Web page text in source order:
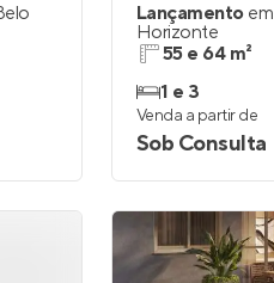
Lançamento em
Horizonte
55 e 64 m²
1 e 3
Venda a partir de
Sob Consulta